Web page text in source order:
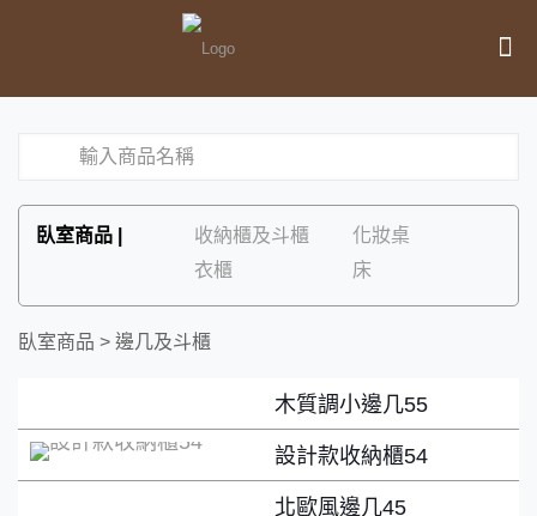
臥室商品 | 收納櫃及斗櫃
化妝桌
衣櫃
床
臥室商品 > 邊几及斗櫃
臥室商品 > 邊几及斗櫃
木質調小邊几55
設計款收納櫃54
北歐風邊几45